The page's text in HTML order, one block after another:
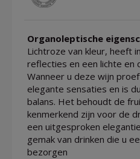
Organoleptische
Lichtroze van kleur, heeft
reflecties en een lichte en
Wanneer u deze wijn
elegante sensaties en is
balans. Het behoudt de
kenmerkend zijn voor de
een uitgesproken
gemak van drinken die u
bezorgen